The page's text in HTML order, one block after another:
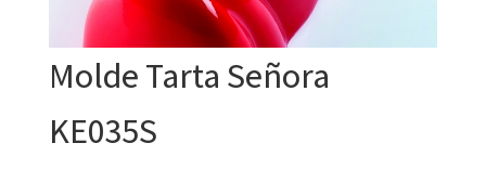
Molde Tarta Señora
KE035S